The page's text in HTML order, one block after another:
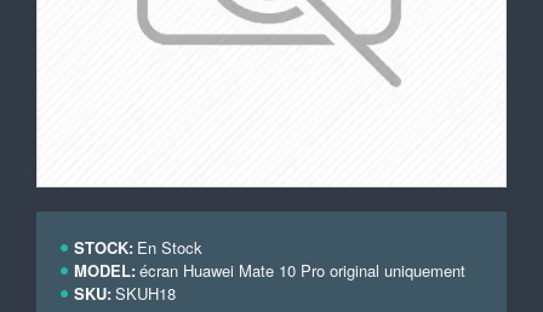
STOCK: En Stock
MODEL:écran Huawei Mate 10 Pro original uniquement
SKU:SKUH18